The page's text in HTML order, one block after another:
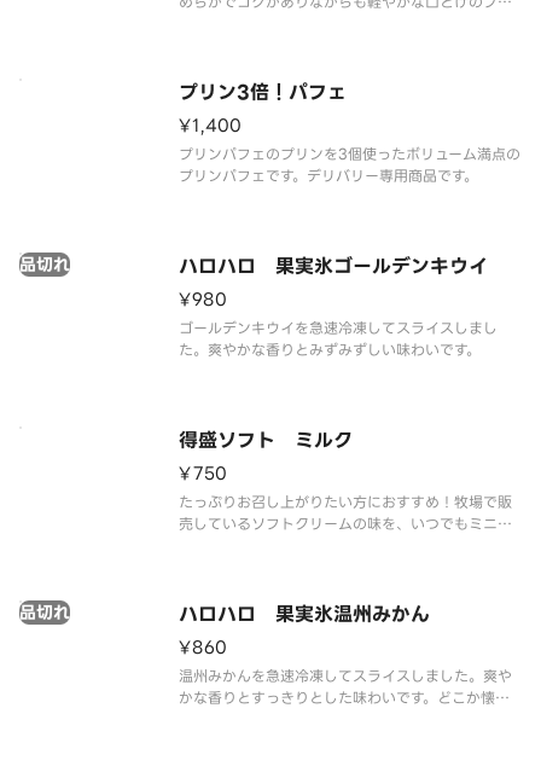
いを実現しました。
プリン3倍！パフェ
¥1,400
プリンパフェのプリンを3個使ったボリューム満点の
プリンパフェです。デリバリー専用商品です。
ハロハロ 果実氷ゴールデンキウイ
品切れ
¥980
ゴールデンキウイを急速冷凍してスライスしまし
た。爽やかな香りとみずみずしい味わいです。
得盛ソフト ミルク
¥750
たっぷりお召し上がりたい方におすすめ！牧場で販
売しているソフトクリームの味を、いつでもミニス
ハロハロ 果実氷温州みかん
品切れ
¥860
温州みかんを急速冷凍してスライスしました。爽や
かな香りとすっきりとした味わいです。どこか懐か